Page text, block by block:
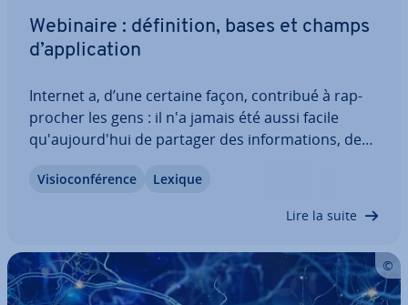
Webinaire : dé­fi­ni­tion, bases et champs
d’ap­pli­ca­tion
Internet a, d’une certaine façon, contribué à rap­
pro­cher les gens : il n'a jamais été aussi facile
qu'au­jour­d'hui de partager des in­for­ma­tions, des
souvent, le Web sert également de pla­te­forme de
Vi­sio­con­fé­rence Lexique
Lire la suite